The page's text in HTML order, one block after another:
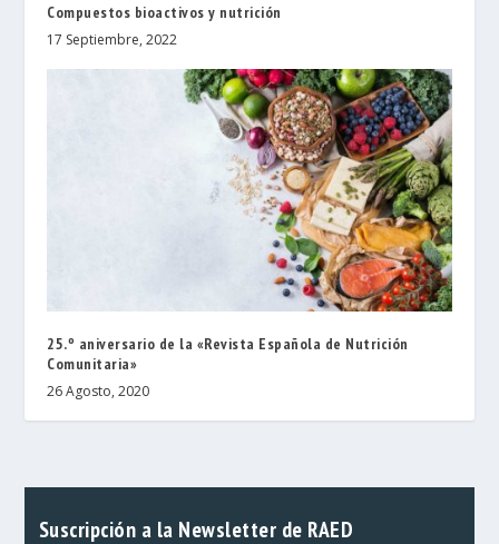
Compuestos bioactivos y nutrición
17 Septiembre, 2022
25.º aniversario de la «Revista Española de Nutrición
Comunitaria»
26 Agosto, 2020
Suscripción a la Newsletter de RAED